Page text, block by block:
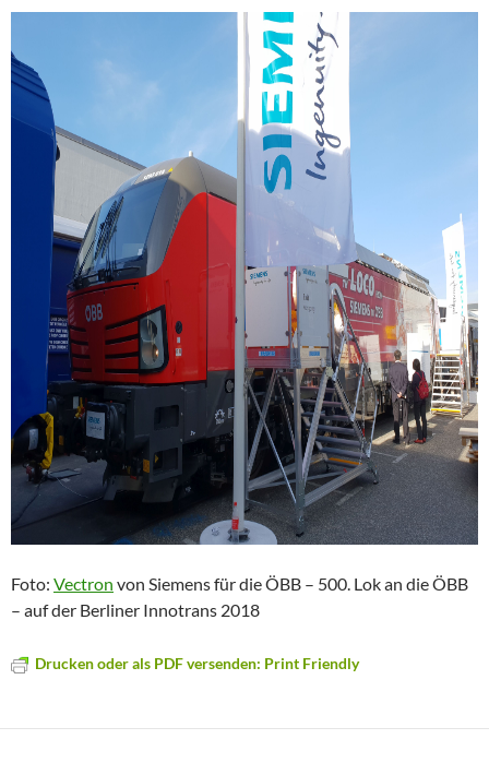
Foto: Vectron von Siemens für die ÖBB – 500. Lok an die ÖBB
– auf der Berliner Innotrans 2018
Drucken oder als PDF versenden: Print Friendly